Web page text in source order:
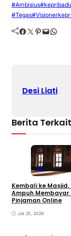
#Ambisius
#Tegas#Visioner
Facebook Twitter Pinterest Mail WhatsApp
Desi Liati
Berita Terkait
Life
Kembali ke Masjid,
Ampuh
Pinjaman Online
Juli 25, 2026